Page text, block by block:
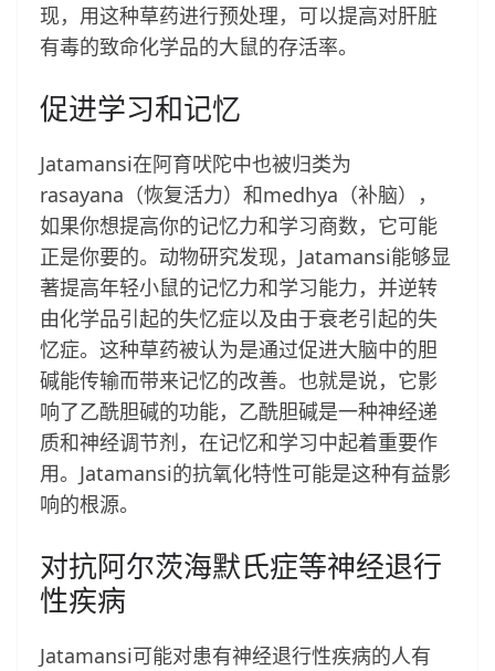
现，用这种草药进行预处理，可以提高对肝脏
有毒的致命化学品的大鼠的存活率。
促进学习和记忆
Jatamansi在阿育吠陀中也被归类为
rasayana（恢复活力）和medhya（补脑），
如果你想提高你的记忆力和学习商数，它可能
正是你要的。动物研究发现，Jatamansi能够显
著提高年轻小鼠的记忆力和学习能力，并逆转
由化学品引起的失忆症以及由于衰老引起的失
忆症。这种草药被认为是通过促进大脑中的胆
碱能传输而带来记忆的改善。也就是说，它影
响了乙酰胆碱的功能，乙酰胆碱是一种神经递
质和神经调节剂，在记忆和学习中起着重要作
用。Jatamansi的抗氧化特性可能是这种有益影
响的根源。
对抗阿尔茨海默氏症等神经退行
性疾病
Jatamansi可能对患有神经退行性疾病的人有